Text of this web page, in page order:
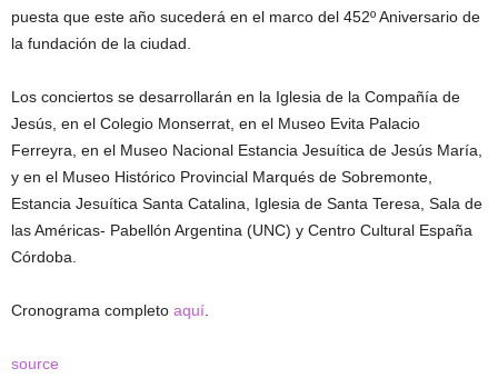
puesta que este año sucederá en el marco del 452º Aniversario de
la fundación de la ciudad.
Los conciertos se desarrollarán en la Iglesia de la Compañía de
Jesús, en el Colegio Monserrat, en el Museo Evita Palacio
Ferreyra, en el Museo Nacional Estancia Jesuítica de Jesús María,
y en el Museo Histórico Provincial Marqués de Sobremonte,
Estancia Jesuítica Santa Catalina, Iglesia de Santa Teresa, Sala de
las Américas- Pabellón Argentina (UNC) y Centro Cultural España
Córdoba.
Cronograma completo aquí
source